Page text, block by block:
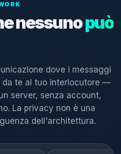
nessunopuò
dove i messaggi
te al tuo interlocutore —
server, senza account,
La privacy non è una
dell'architettura.